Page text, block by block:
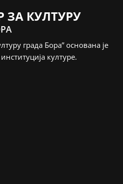
ЗА КУЛТУРУ
града Бора” основана је
културе.